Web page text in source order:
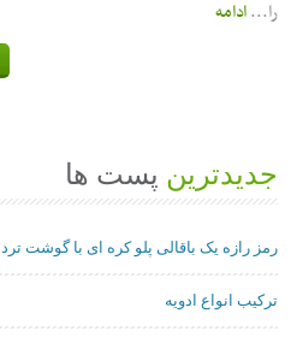
را...ادامه
جدیدترین پست ها
رمز رازه یک باقالی پلو کره ای با گوشت ترد
ترکیب انواع ادویه